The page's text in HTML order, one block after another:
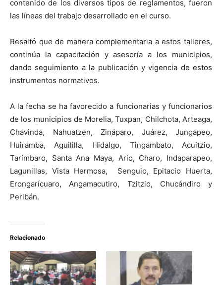
contenido de los diversos tipos de reglamentos, fueron
las líneas del trabajo desarrollado en el curso.
Resaltó que de manera complementaria a estos talleres,
continúa la capacitación y asesoría a los municipios,
dando seguimiento a la publicación y vigencia de estos
instrumentos normativos.
A la fecha se ha favorecido a funcionarias y funcionarios
de los municipios de Morelia, Tuxpan, Chilchota, Arteaga,
Chavinda, Nahuatzen, Zináparo, Juárez, Jungapeo,
Huiramba, Aguililla, Hidalgo, Tingambato, Acuitzio,
Tarímbaro, Santa Ana Maya, Ario, Charo, Indaparapeo,
Lagunillas, Vista Hermosa, Senguio, Epitacio Huerta,
Erongarícuaro, Angamacutiro, Tzitzio, Chucándiro y
Peribán.
Relacionado